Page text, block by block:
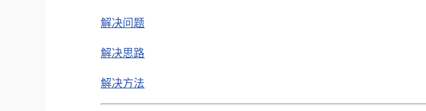
解决问题
解决思路
解决方法